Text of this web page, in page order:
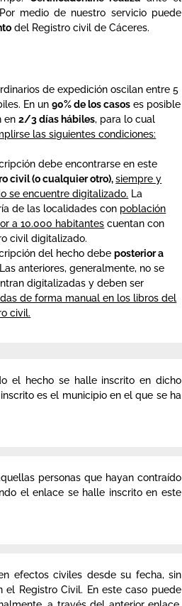
Por medio de nuestro servicio puede
del Registro civil de Cáceres.
de expedición oscilan entre 5
En un90% de los casos es posible
en2/3 días hábiles, para lo cual
las siguientes condiciones:
debe encontrarse en este
civil (o cualquier otro),siempre y
se encuentre digitalizado. La
de las localidades con población
a 10.000 habitantes cuentan con
civil digitalizado.
del hecho debeposterior a
anteriores, generalmente, no se
digitalizadas y deben ser
de forma manual en los libros del
civil.
el hecho se halle inscrito en dicho
es el municipio en el que se ha
personas que hayan contraído
el enlace se halle inscrito en este
efectos civiles desde su fecha, sin
Registro Civil. En este caso puede